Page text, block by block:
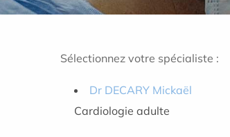
Sélectionnez votre spécialiste :
Dr DECARY Mickaël
Cardiologie adulte